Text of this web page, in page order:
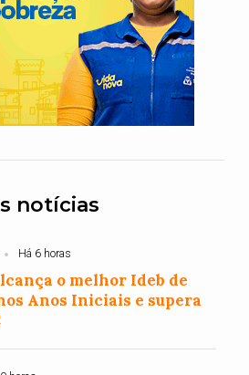
notícias
Há 6 horas
o melhor Ideb de
Anos Iniciais e supera